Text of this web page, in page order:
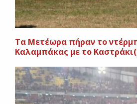
Τα Μετέωρα πήραν το
Καλαμπάκας με το